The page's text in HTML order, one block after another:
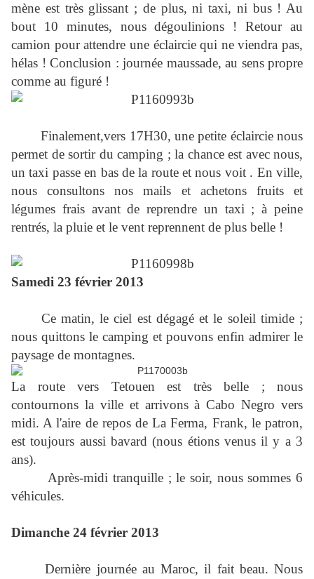
mène est très glissant ; de plus, ni taxi, ni bus ! Au
bout 10 minutes, nous dégoulinions ! Retour au
camion pour attendre une éclaircie qui ne viendra pas,
hélas ! Conclusion : journée maussade, au sens propre
comme au figuré !
Finalement,vers 17H30, une petite éclaircie nous
permet de sortir du camping ; la chance est avec nous,
un taxi passe en bas de la route et nous voit . En ville,
nous consultons nos mails et achetons fruits et
légumes frais avant de reprendre un taxi ; à peine
rentrés, la pluie et le vent reprennent de plus belle !
Samedi 23 février 2013
Ce matin, le ciel est dégagé et le soleil timide ;
nous quittons le camping et pouvons enfin admirer le
paysage de montagnes.
La route vers Tetouen est très belle ; nous
contournons la ville et arrivons à Cabo Negro vers
midi. A l'aire de repos de La Ferma, Frank, le patron,
est toujours aussi bavard (nous étions venus il y a 3
ans).
Après-midi tranquille ; le soir, nous sommes 6
véhicules.
Dimanche 24 février 2013
Dernière journée au Maroc, il fait beau. Nous